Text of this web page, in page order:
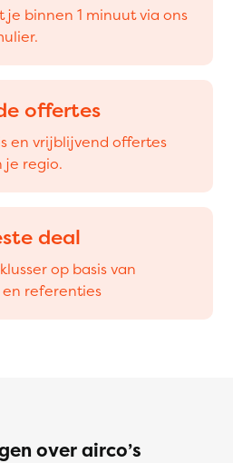
je binnen 1 minuut via ons
offertes
en vrijblijvend offertes
je regio.
deal
op basis van
referenties
over airco’s